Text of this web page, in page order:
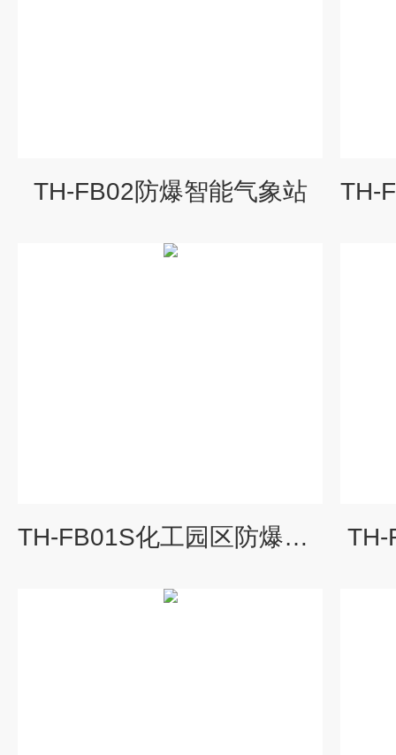
TH-FB02防爆智能气象站
TH-FB01S化工园区防爆气象仪 TH-